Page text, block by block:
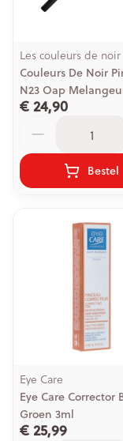
Les couleurs de noir
Couleurs De Noir
N23 Oap
€ 24,90
Bestel
Eye Care
Eye Care Corrector
Groen 3ml
€ 25,99